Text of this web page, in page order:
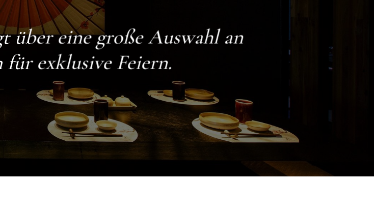
über eine große Auswahl an
exklusive Feiern.